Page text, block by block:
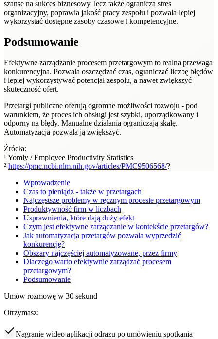
szanse na sukces biznesowy, lecz także ogranicza stres
organizacyjny, poprawia jakość pracy zespołu i pozwala lepiej
wykorzystać dostępne zasoby czasowe i kompetencyjne.
Podsumowanie
Efektywne zarządzanie procesem przetargowym to realna przewaga
konkurencyjna. Pozwala oszczędzać czas, ograniczać liczbę błędów
i lepiej wykorzystywać potencjał zespołu, a nawet zwiększyć
skuteczność ofert.
Przetargi publiczne oferują ogromne możliwości rozwoju - pod
warunkiem, że proces ich obsługi jest szybki, uporządkowany i
odporny na błędy. Manualne działania ograniczają skalę.
Automatyzacja pozwala ją zwiększyć.
Źródła:
¹ Yomly / Employee Productivity Statistics
² https://pmc.ncbi.nlm.nih.gov/articles/PMC9506568/?
Wprowadzenie
Czas to pieniądz - także w przetargach
Najczęstsze problemy w ręcznym procesie przetargowym
Produktywność firm w liczbach
Usprawnienia, które dają duży efekt
Czym jest efektywne zarządzanie w kontekście przetargów?
Jak automatyzacja przetargów pozwala wyprzedzić
konkurencję?
Obszary najczęściej automatyzowane, przez firmy
Dlaczego warto efektywnie zarządzać procesem
przetargowym?
Podsumowanie
Umów rozmowę w 30 sekund
Otrzymasz:
Nagranie wideo aplikacji odrazu po umówieniu spotkania